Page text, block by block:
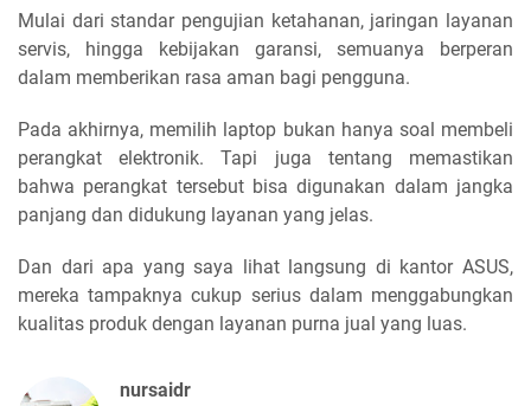
Mulai dari standar pengujian ketahanan, jaringan layanan
servis, hingga kebijakan garansi, semuanya berperan
dalam memberikan rasa aman bagi pengguna.
Pada akhirnya, memilih laptop bukan hanya soal membeli
perangkat elektronik. Tapi juga tentang memastikan
bahwa perangkat tersebut bisa digunakan dalam jangka
panjang dan didukung layanan yang jelas.
Dan dari apa yang saya lihat langsung di kantor ASUS,
mereka tampaknya cukup serius dalam menggabungkan
kualitas produk dengan layanan purna jual yang luas.
nursaidr